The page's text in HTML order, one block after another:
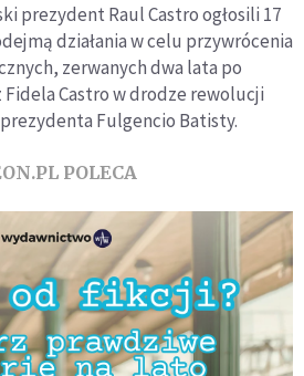
prezydent Raul Castro ogłosili 17
działania w celu przywrócenia
zerwanych dwa lata po
Fidela Castro w drodze rewolucji
Fulgencio Batisty.
POLECA